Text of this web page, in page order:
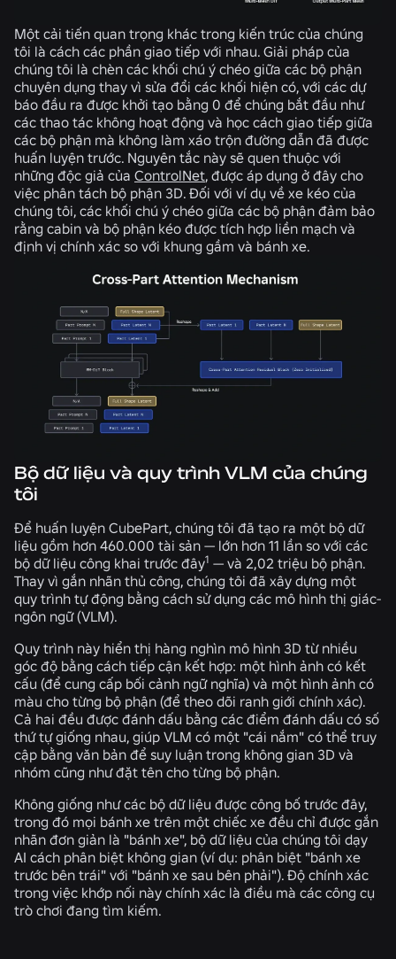
Một cải tiến quan trọng khác trong kiến trúc của chúng
tôi là cách các phần giao tiếp với nhau. Giải pháp của
chúng tôi là chèn các khối chú ý chéo giữa các bộ phận
chuyên dụng thay vì sửa đổi các khối hiện có, với các dự
báo đầu ra được khởi tạo bằng 0 để chúng bắt đầu như
các thao tác không hoạt động và học cách giao tiếp giữa
các bộ phận mà không làm xáo trộn đường dẫn đã được
huấn luyện trước. Nguyên tắc này sẽ quen thuộc với
những độc giả của ControlNet, được áp dụng ở đây cho
việc phân tách bộ phận 3D. Đối với ví dụ về xe kéo của
chúng tôi, các khối chú ý chéo giữa các bộ phận đảm bảo
rằng cabin và bộ phận kéo được tích hợp liền mạch và
định vị chính xác so với khung gầm và bánh xe.
Bộ dữ liệu và quy trình VLM của chúng
tôi
Để huấn luyện CubePart, chúng tôi đã tạo ra một bộ dữ
liệu gồm hơn 460.000 tài sản — lớn hơn 11 lần so với các
bộ dữ liệu công khai trước đây1 — và 2,02 triệu bộ phận.
Thay vì gắn nhãn thủ công, chúng tôi đã xây dựng một
quy trình tự động bằng cách sử dụng các mô hình thị giác-
ngôn ngữ (VLM).
Quy trình này hiển thị hàng nghìn mô hình 3D từ nhiều
góc độ bằng cách tiếp cận kết hợp: một hình ảnh có kết
cấu (để cung cấp bối cảnh ngữ nghĩa) và một hình ảnh có
màu cho từng bộ phận (để theo dõi ranh giới chính xác).
Cả hai đều được đánh dấu bằng các điểm đánh dấu có số
thứ tự giống nhau, giúp VLM có một "cái nắm" có thể truy
cập bằng văn bản để suy luận trong không gian 3D và
nhóm cũng như đặt tên cho từng bộ phận.
Không giống như các bộ dữ liệu được công bố trước đây,
trong đó mọi bánh xe trên một chiếc xe đều chỉ được gắn
nhãn đơn giản là "bánh xe", bộ dữ liệu của chúng tôi dạy
AI cách phân biệt không gian (ví dụ: phân biệt "bánh xe
trước bên trái" với "bánh xe sau bên phải"). Độ chính xác
trong việc khớp nối này chính xác là điều mà các công cụ
trò chơi đang tìm kiếm.